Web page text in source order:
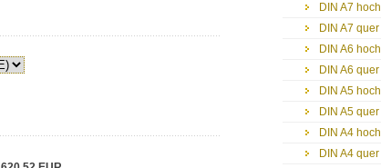
DIN A7 hoch
DIN A7 quer
DIN A6 hoch
DIN A6 quer
DIN A5 hoch
DIN A5 quer
DIN A4 hoch
DIN A4 quer